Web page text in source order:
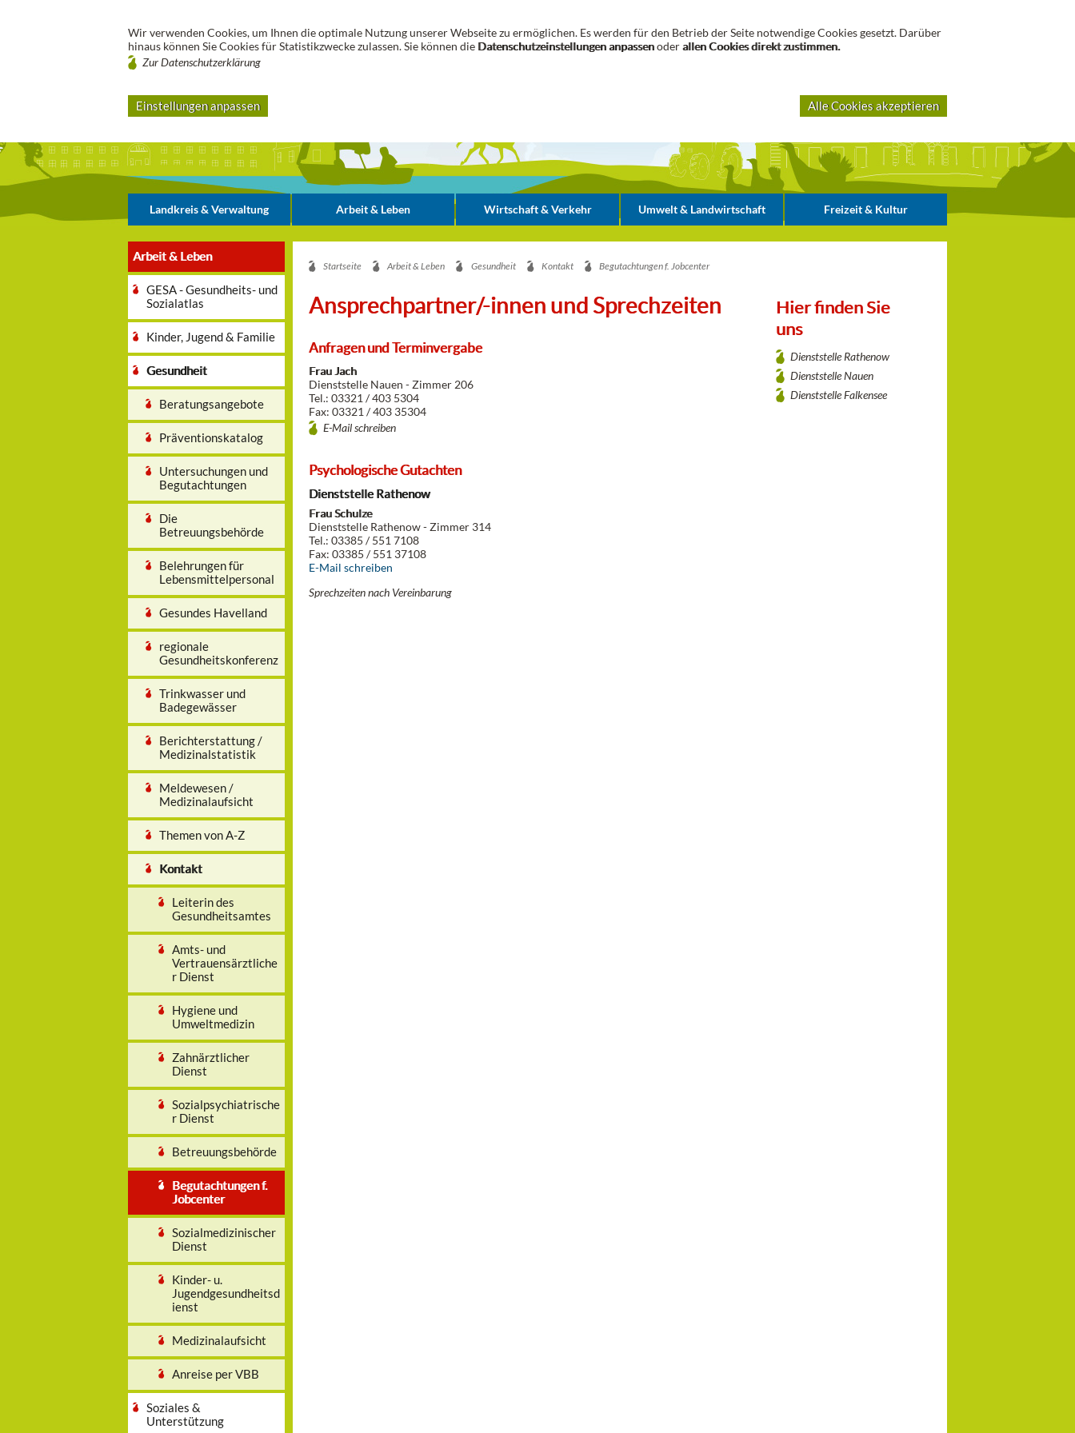
Wir verwenden Cookies, um Ihnen die optimale Nutzung unserer Webseite zu ermöglichen. Es werden für den Betrieb der Seite notwendige Cookies gesetzt. Darüber
hinaus können Sie Cookies für Statistikzwecke zulassen. Sie können die Datenschutzeinstellungen anpassenoderallen Cookies direkt zustimmen.
Zur Datenschutzerklärung
Einstellungen anpassen Alle Cookies akzeptieren
Landkreis & Verwaltung Arbeit & Leben Wirtschaft & Verkehr Umwelt & Landwirtschaft Freizeit & Kultur
Arbeit & Leben
GESA - Gesundheits- und
Sozialatlas
Kinder, Jugend & Familie
Gesundheit
Beratungsangebote
Präventionskatalog
Untersuchungen und
Begutachtungen
Die
Betreuungsbehörde
Belehrungen für
Lebensmittelpersonal
Gesundes Havelland
regionale
Gesundheitskonferenz
Trinkwasser und
Badegewässer
Berichterstattung /
Medizinalstatistik
Meldewesen /
Medizinalaufsicht
Themen von A-Z
Kontakt
Leiterin des
Gesundheitsamtes
Amts- und
Vertrauensärztliche
r Dienst
Hygiene und
Umweltmedizin
Zahnärztlicher
Dienst
Sozialpsychiatrische
r Dienst
Betreuungsbehörde
Begutachtungen f.
Jobcenter
Sozialmedizinischer
Dienst
Kinder- u.
Jugendgesundheitsd
ienst
Medizinalaufsicht
Anreise per VBB
Soziales &
Unterstützung
Startseite Arbeit & Leben Gesundheit Kontakt Begutachtungen f. Jobcenter
Ansprechpartner/-innen und Sprechzeiten
Anfragen und Terminvergabe
Frau Jach
Dienststelle Nauen - Zimmer 206
Tel.: 03321 / 403 5304
Fax: 03321 / 403 35304
E-Mail schreiben
Psychologische Gutachten
Dienststelle Rathenow
Frau Schulze
Dienststelle Rathenow - Zimmer 314
Tel.: 03385 / 551 7108
Fax: 03385 / 551 37108
E-Mail schreiben
Sprechzeiten nach Vereinbarung
Hier finden Sie
uns
Dienststelle Rathenow
Dienststelle Nauen
Dienststelle Falkensee